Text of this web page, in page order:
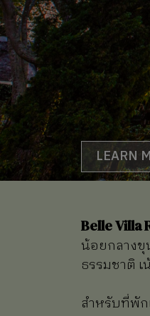
LEARN
Belle Villa
น้อยกลางขุ
ธรรมชาติ
สำหรับที่พั